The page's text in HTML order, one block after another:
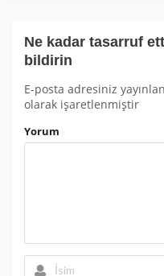
Ne kadar tasarruf
bildirin
E-posta adresiniz
olarak işaretlenmiştir
Yorum